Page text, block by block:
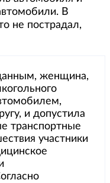
В
не пострадал,
женщина,
и допустила
транспортные
участники